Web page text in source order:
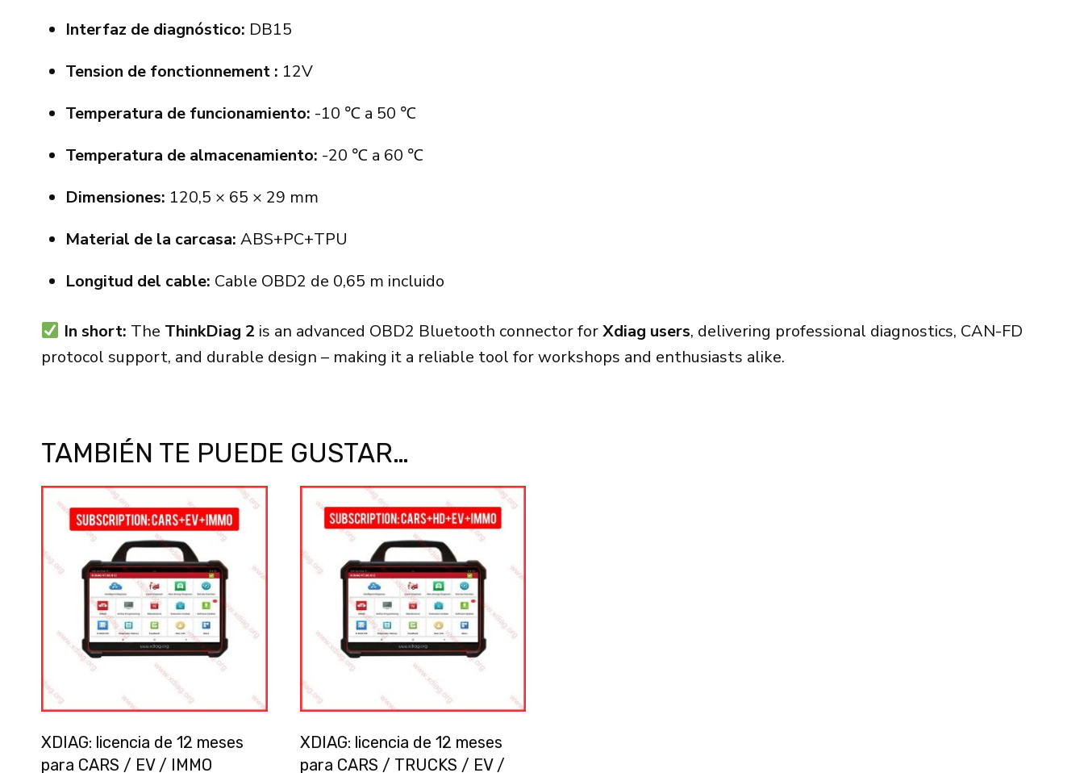
Interfaz de diagnóstico: DB15
Tension de fonctionnement : 12V
Temperatura de funcionamiento: -10 ℃ a 50 ℃
Temperatura de almacenamiento: -20 ℃ a 60 ℃
Dimensiones: 120,5 × 65 × 29 mm
Material de la carcasa: ABS+PC+TPU
Longitud del cable: Cable OBD2 de 0,65 m incluido
In short: The ThinkDiag 2 is an advanced OBD2 Bluetooth connector forXdiag users, delivering professional diagnostics, CAN-FD
protocol support, and durable design – making it a reliable tool for workshops and enthusiasts alike.
TAMBIÉN TE PUEDE GUSTAR…
XDIAG: licencia de 12 meses
para CARS / EV / IMMO
XDIAG: licencia de 12 meses
para CARS / TRUCKS / EV /